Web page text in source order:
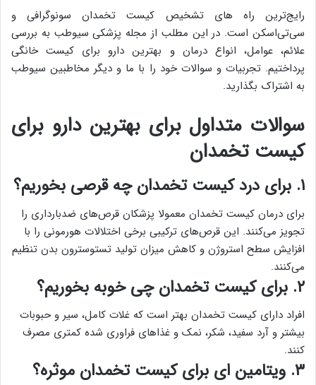
رایج‌ترین راه های تشخیص کیست تخمدان سونوگرافی و
سی‌تی‌اسکن است. در این مطلب از مجله پزشکی سیوطب به بررسی
علائم، عوامل، انواع درمان و بهترین دارو برای کیست خانگی
پرداختیم. تجربیات و سوالات خود را با ما و دیگر مخاطبین سیوطب
به اشتراک بگذارید.
سوالات متداول برایبهترین دارو برای
کیست تخمدان
۱. برای درد کیست تخمدان چه قرصی بخوریم؟
برای درمان کیست تخمدان معمولا پزشکان قرص‌های ضدبارداری را
تجویز می‌کنند. این قرص‌های ترکیبی برخی اختلالات هورمونی را با
افزایش سطح استروژن و کاهش میزان تولید تستوسترون بدن تنظیم
می‌کنند.
۲. برای کیست تخمدان چی خوبه بخوریم؟
افراد دارای کیست تخمدان بهتر است که غلات کامل، سیر و حبوبات
بیشتر و آرد سفید، شکر، نمک و غذاهای فراوری شده کمتری مصرف
کنند.
۳. ویتامین ای برای کیست تخمدان موثره؟